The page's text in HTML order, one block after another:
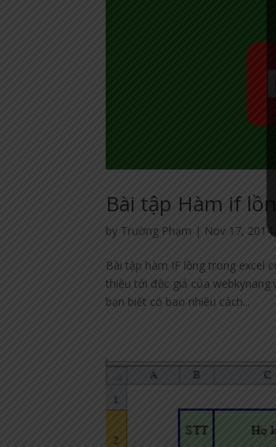
Bài tập Hàm if
by Trường Phạm | Nov 17, 2014
Bài tập hàm IF lồng trong excel
thiệu tới độc giả của
bạn biết có bao nhiêu cách...